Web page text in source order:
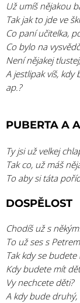
Už umíš nějakou
Tak jak to jde ve
Co paní učitelka,
Co bylo na
Není nějakej
A jestlipak víš, kdy
ap.?
PUBERTA A
Ty jsi už velkej
Tak co, už máš
To aby si táta
DOSPĚLOST
Chodíš už s
To už ses s
Tak kdy se budete
Kdy budete mít
Vy nechcete děti?
A kdy bude